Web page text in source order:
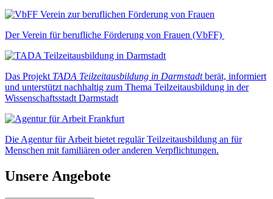
Der Verein für berufliche Förderung von Frauen (VbFF)
Das Projekt TADA Teilzeitausbildung in Darmstadtberät, informiert
und unterstützt nachhaltig zum Thema Teilzeitausbildung in der
Wissenschaftsstadt Darmstadt
Die Agentur für Arbeit bietet regulär Teilzeitausbildung an für
Menschen mit familiären oder anderen Verpflichtungen.
Unsere Angebote